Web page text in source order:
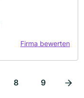
Firma bewerten
8 9